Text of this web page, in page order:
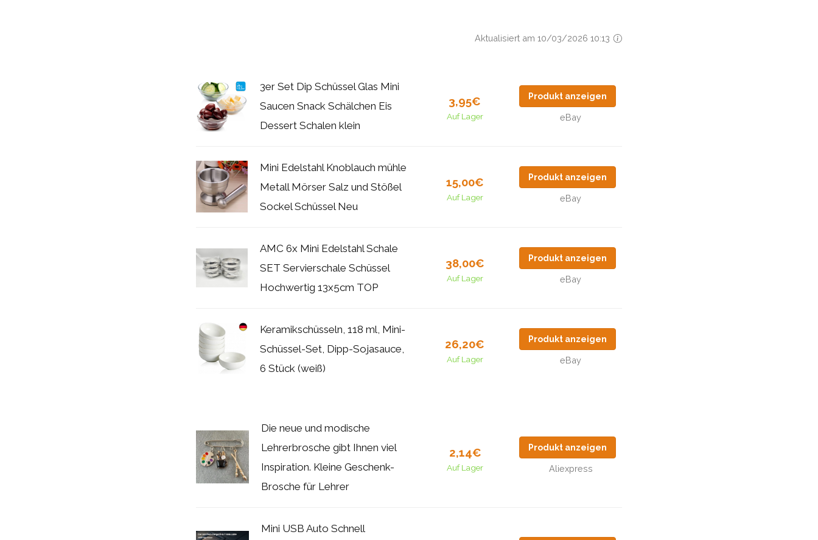
Aktualisiert am 10/03/2026 10:13
3er Set Dip Schüssel Glas Mini
Saucen Snack Schälchen Eis
Dessert Schalen klein
3,95€
Auf Lager
Produkt anzeigen
eBay
Mini Edelstahl Knoblauch mühle
Metall Mörser Salz und Stößel
Sockel Schüssel Neu
15,00€
Auf Lager
Produkt anzeigen
eBay
AMC 6x Mini Edelstahl Schale
SET Servierschale Schüssel
Hochwertig 13x5cm TOP
38,00€
Auf Lager
Produkt anzeigen
eBay
Keramikschüsseln, 118 ml, Mini-
Schüssel-Set, Dipp-Sojasauce,
6 Stück (weiß)
26,20€
Auf Lager
Produkt anzeigen
eBay
Die neue und modische
Lehrerbrosche gibt Ihnen viel
Inspiration. Kleine Geschenk-
Brosche für Lehrer
2,14€
Auf Lager
Produkt anzeigen
Aliexpress
Mini USB Auto Schnell